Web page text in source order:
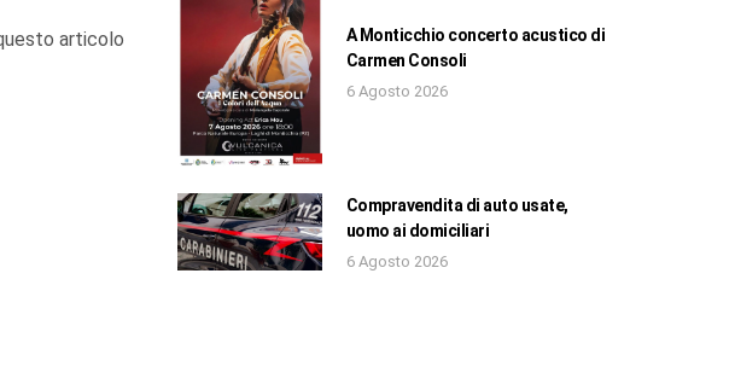
articolo
A Monticchio concerto acustico di
Carmen Consoli
6 Agosto 2026
Compravendita di auto usate,
uomo ai domiciliari
6 Agosto 2026